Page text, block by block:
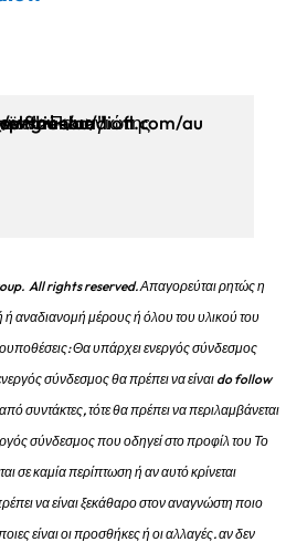
All rights reserved. Απαγορεύται ρητώς η
αναδιανομή μέρους ή όλου του υλικού του
Θα υπάρχει ενεργός σύνδεσμος
σύνδεσμος θα πρέπει να είναι do follow
συντάκτες, τότε θα πρέπει να περιλαμβάνεται
σύνδεσμος που οδηγεί στο προφίλ του Το
σε καμία περίπτωση ή αν αυτό κρίνεται
να είναι ξεκάθαρο στον αναγνώστη ποιο
είναι οι προσθήκες ή οι αλλαγές. αν δεν